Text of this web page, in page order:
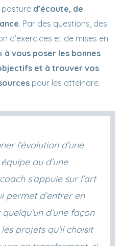
d’écoute, de
. Par des questions, des
d’exercices et de mises en
à vous poser les bonnes
et à trouver vos
pour les atteindre.
l’évolution d’une
ou d’une
s’appuie sur l’art
permet d’entrer en
d’une façon
projets qu’il choisit